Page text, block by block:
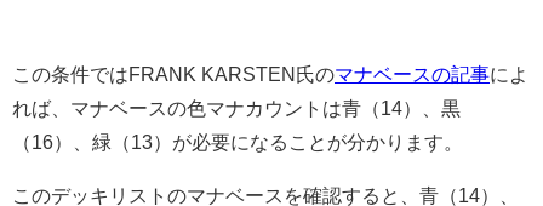
この条件ではFRANK KARSTEN氏のマナベースの記事によ
れば、マナベースの色マナカウントは青（14）、黒
（16）、緑（13）が必要になることが分かります。
このデッキリストのマナベースを確認すると、青（14）、